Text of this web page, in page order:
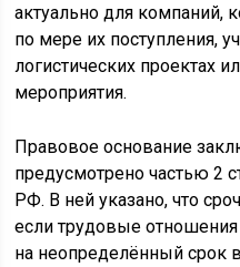
актуально для компаний,
по мере их поступления,
логистических проектах
мероприятия.
Правовое основание
предусмотрено частью 2
РФ. В ней указано, что
если трудовые
на неопределённый срок